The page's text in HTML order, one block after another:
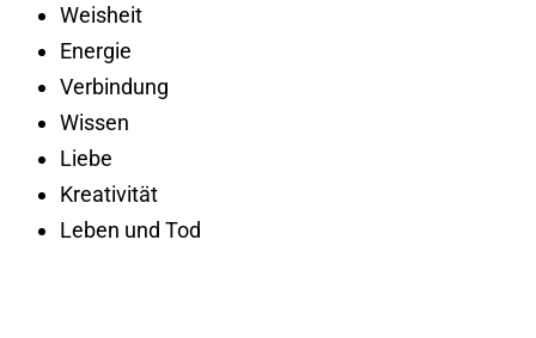
Weisheit
Energie
Verbindung
Wissen
Liebe
Kreativität
Leben und Tod